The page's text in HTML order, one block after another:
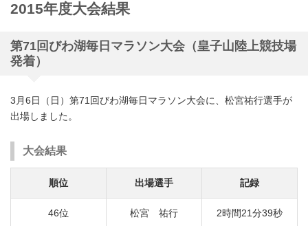
2015年度大会結果
第71回びわ湖毎日マラソン大会（皇子山陸上競技場
発着）
3月6日（日）第71回びわ湖毎日マラソン大会に、松宮祐行選手が
出場しました。
大会結果
順位 出場選手 記録
46位 松宮 祐行 2時間21分39秒